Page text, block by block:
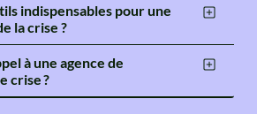
indispensables pour une
la crise ?
à une agence de
crise ?